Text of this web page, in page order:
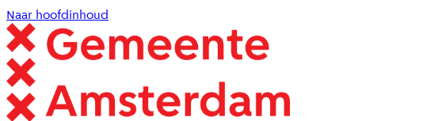
Naar hoofdinhoud